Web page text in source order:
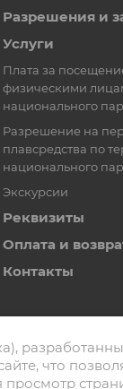
Разрешения и
Услуги
Плата за
физическими
национального
Разрешение на
плавсредства по
национального
Экскурсии
Реквизиты
Оплата и
Контакты
что